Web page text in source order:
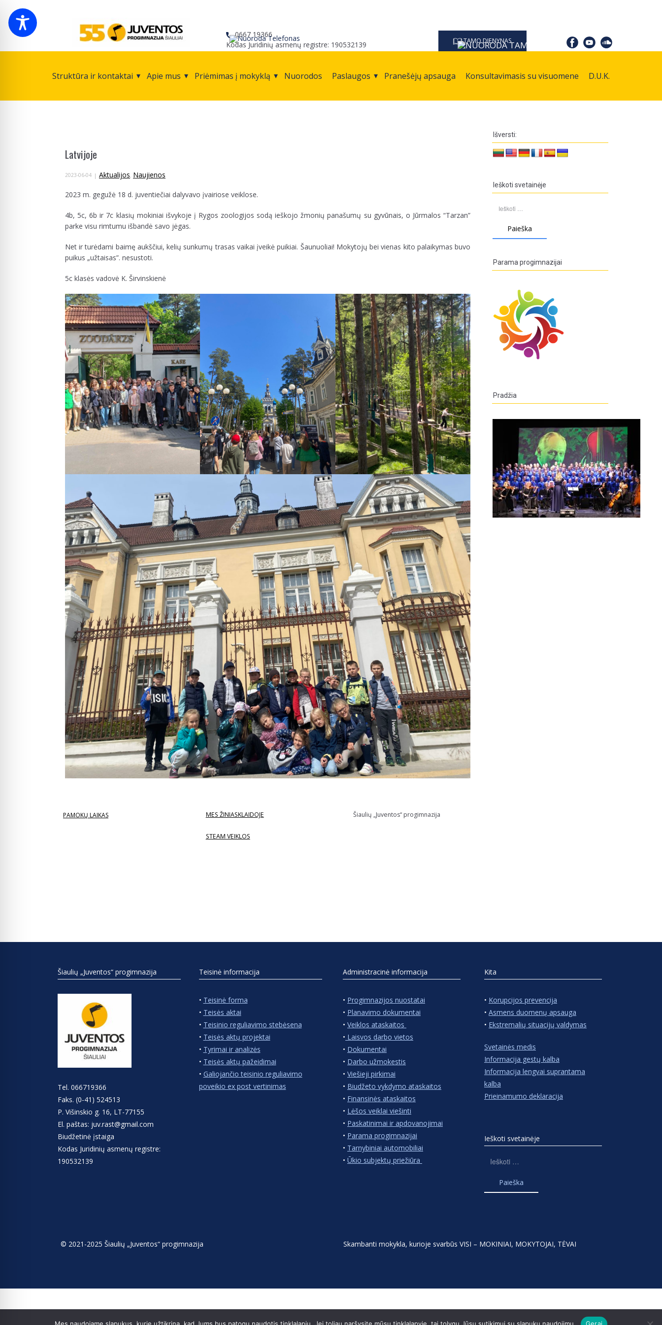
TAMO DIENYNAS
0667 19366
Kodas Juridinių asmenų registre: 190532139
Struktūra ir kontaktai Apie mus Priėmimas į mokyklą Nuorodos Paslaugos Pranešėjų apsauga Konsultavimasis su visuomene D.U.K.
Latvijoje
2023-06-04 Aktualijos, Naujienos
2023 m. gegužė 18 d. juventiečiai dalyvavo įvairiose veiklose.
4b, 5c, 6b ir 7c klasių mokiniai išvykoje į Rygos zoologijos sodą ieškojo žmonių panašumų su gyvūnais, o Jūrmalos “Tarzan”
parke visu rimtumu išbandė savo jėgas.
Netir turėdami baimę aukščiui, kelių sunkumų trasas vaikai įveikė puikiai. Šaunuoliai! Mokytojų bei vienas kito palaikymas buvo
puikus „užtaisas”. nesustoti.
5c klasės vadovė K. Širvinskienė
PAMOKŲ LAIKAS MES ŽINIASKLAIDOJE
STEAM VEIKLOS
Šiaulių „Juventos“ progimnazija
Išversti:
Ieškoti svetainėje
Parama progimnazijai
Pradžia
Šiaulių „Juventos“ progimnazija
Tel. 066719366
Faks. (0-41) 524513
P. Višinskio g. 16, LT-77155
El. paštas: juv.rast@gmail.com
Biudžetinė įstaiga
Kodas Juridinių asmenų registre:
190532139
Teisinė informacija
• Teisinė forma
• Teisės aktai
• Teisinio reguliavimo stebėsena
• Teisės aktų projektai
• Tyrimai ir analizės
• Teisės aktų pažeidimai
• Galiojančio teisinio reguliavimo
poveikio ex post vertinimas
Administracinė informacija
• Progimnazijos nuostatai
• Planavimo dokumentai
• Veiklos ataskaitos
• Laisvos darbo vietos
• Dokumentai
• Darbo užmokestis
• Viešieji pirkimai
• Biudžeto vykdymo ataskaitos
• Finansinės ataskaitos
• Lėšos veiklai viešinti
• Paskatinimai ir apdovanojimai
• Parama progimnazijai
• Tarnybiniai automobiliai
• Ūkio subjektų priežiūra
Kita
• Korupcijos prevencija
• Asmens duomenų apsauga
• Ekstremalių situacijų valdymas
Svetainės medis
Informacija gestų kalba
Informacija lengvai suprantama
kalba
Prieinamumo deklaracija
Ieškoti svetainėje
© 2021-2025 Šiaulių „Juventos“ progimnazija Skambanti mokykla, kurioje svarbūs VISI – MOKINIAI, MOKYTOJAI, TĖVAI